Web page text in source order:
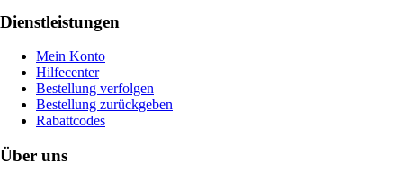
Dienstleistungen
Mein Konto
Hilfecenter
Bestellung verfolgen
Bestellung zurückgeben
Rabattcodes
Über uns